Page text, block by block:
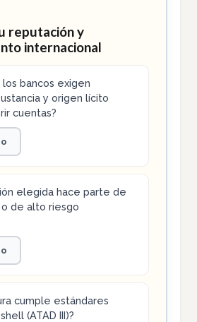
reputación y
internacional
los bancos exigen
y origen lícito
cuentas?
elegida hace parte de
de alto riesgo
cumple estándares
(ATAD III)?